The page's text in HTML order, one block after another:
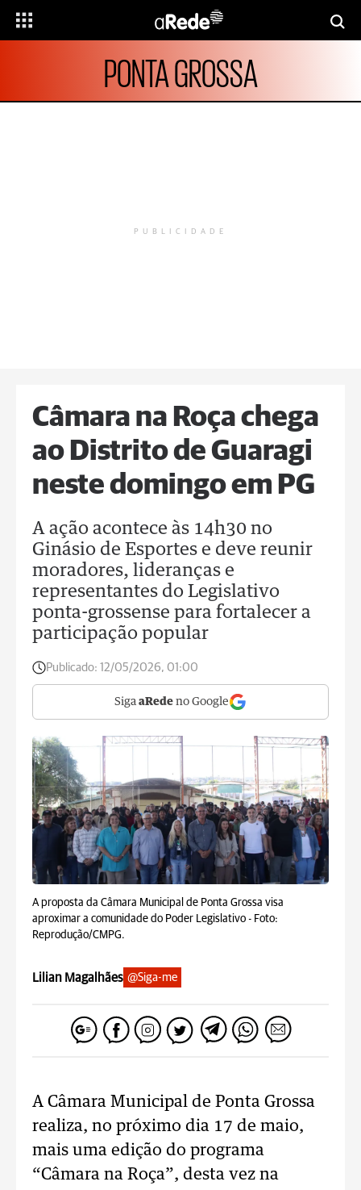
PONTA GROSSA
PUBLICIDADE
Câmara na Roça chega
ao Distrito de Guaragi
neste domingo em PG
A ação acontece às 14h30 no
Ginásio de Esportes e deve reunir
moradores, lideranças e
representantes do Legislativo
ponta-grossense para fortalecer a
participação popular
Publicado: 12/05/2026, 01:00
Siga aRede no Google
A proposta da Câmara Municipal de Ponta Grossa visa
aproximar a comunidade do Poder Legislativo - Foto:
Reprodução/CMPG.
Lilian Magalhães @Siga-me
A Câmara Municipal de Ponta Grossa
realiza, no próximo dia 17 de maio,
mais uma edição do programa
“Câmara na Roça”, desta vez na